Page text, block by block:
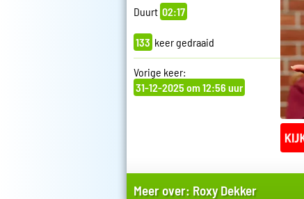
Duurt 02:17
133 keer gedraaid
Vorige keer:
31-12-2025 om 12:56 uur
Meer over: Roxy Dekker